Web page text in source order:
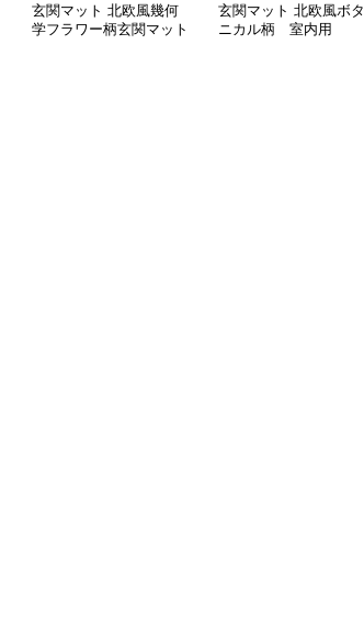
玄関マット 北欧風幾何
学フラワー柄玄関マット
玄関マット 北欧風ボタ
ニカル柄 室内用